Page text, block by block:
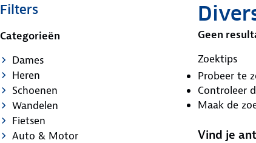
Filters
Categorieën
Dames
Heren
Schoenen
Wandelen
Fietsen
Auto & Motor
Geen
Zoektips
Probeer te
Controleer
Maak de
Vind je